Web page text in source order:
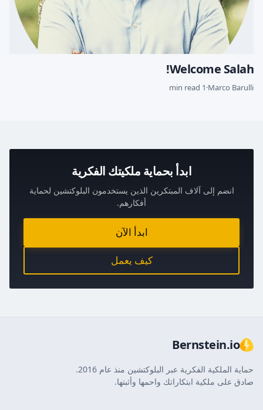
Welcome Salah!
Marco Barulli
·
1 min read
ابدأ بحماية ملكيتك الفكرية
انضم إلى آلاف المبتكرين الذين يستخدمون البلوكتشين لحماية
أفكارهم.
ابدأ الآن
كيف يعمل
Bernstein.io
حماية الملكية الفكرية عبر البلوكتشين منذ عام 2016.
صادق على ملكية ابتكاراتك واحمها وأثبتها.